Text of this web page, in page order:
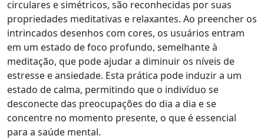
circulares e simétricos, são reconhecidas por suas
propriedades meditativas e relaxantes. Ao preencher os
intrincados desenhos com cores, os usuários entram
em um estado de foco profundo, semelhante à
meditação, que pode ajudar a diminuir os níveis de
estresse e ansiedade. Esta prática pode induzir a um
estado de calma, permitindo que o indivíduo se
desconecte das preocupações do dia a dia e se
concentre no momento presente, o que é essencial
para a saúde mental.